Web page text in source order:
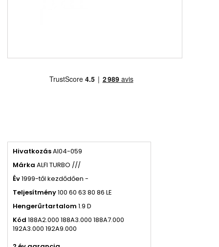
HivatkozásAI04-059
Márka ALFI TURBO ///
Év1999-től kezdődően -
Teljesítmény100 60 63 80 86 LE
Hengerűrtartalom 1.9 D
Kód 188A2.000 188A3.000 188A7.000
192A3.000 192A9.000